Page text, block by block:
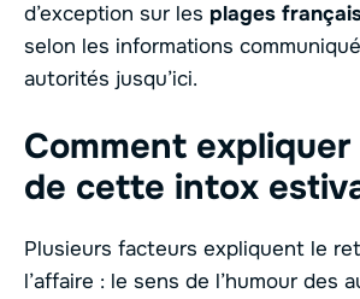
d’exception sur les plages
selon les informations
autorités jusqu’ici.
Comment expliquer
de cette intox
Plusieurs facteurs expliquent le
l’affaire : le sens de l’humour des